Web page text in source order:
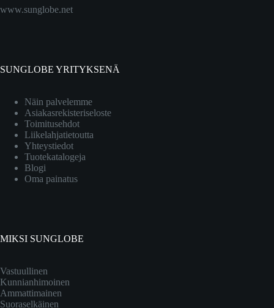
www.sunglobe.net
SUNGLOBE YRITYKSENÄ
Näin palvelemme
Asiakasrekisteriseloste
Toimitusehdot
Liikelahjatietoutta
Yhteystiedot
Tuotekatalogeja
Blogi
Oma painatus
MIKSI SUNGLOBE
Vastuullinen
Kunnianhimoinen
Ammattimainen
Suoraselkäinen